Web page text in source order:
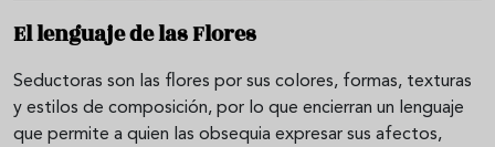
El lenguaje de las Flores
Seductoras son las flores por sus colores, formas, texturas
y estilos de composición, por lo que encierran un lenguaje
que permite a quien las obsequia expresar sus afectos,